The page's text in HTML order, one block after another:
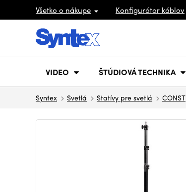
Všetko o nákupe Konfigurátor káblov
VIDEO ŠTÚDIOVÁ TECHNIKA
Syntex Svetlá Statívy pre svetlá CONST